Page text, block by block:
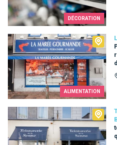
DÉCORATION
ALIMENTATION
La Marée Gourmande
Teinturerie de la Senne